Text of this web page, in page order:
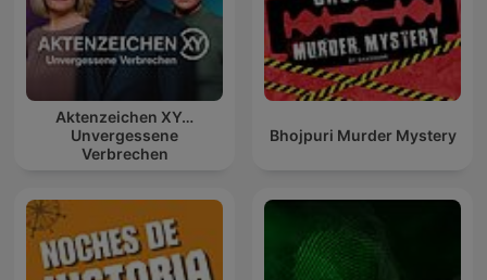
Aktenzeichen XY…
Unvergessene
Verbrechen
Bhojpuri Murder Mystery